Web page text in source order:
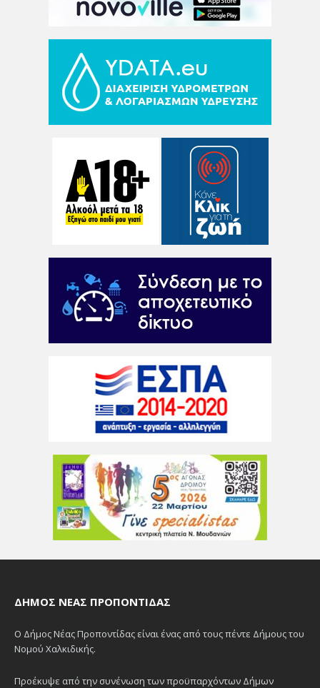
ΔΉΜΟΣ ΝΈΑΣ ΠΡΟΠΟΝΤΊΔΑΣ
Ο Δήμος Νέας Προποντίδας είναι ένας από τους πέντε Δήμους του
Νομού Χαλκιδικής.
Προέκυψε από την συνένωση των προϋπαρχόντων Δήμων